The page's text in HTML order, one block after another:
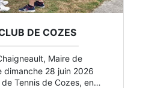
DE COZES
Maire de
dimanche 28 juin 2026
Tennis de Cozes, en